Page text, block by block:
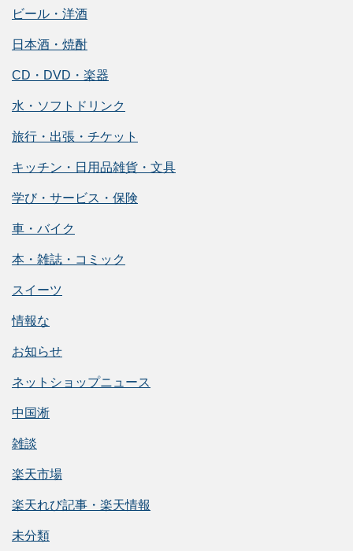
ビール・洋酒
日本酒・焼酎
CD・DVD・楽器
水・ソフトドリンク
旅行・出張・チケット
キッチン・日用品雑貨・文具
学び・サービス・保険
車・バイク
本・雑誌・コミック
スイーツ
情報な
お知らせ
ネットショップニュース
中国淅
雑談
楽天市場
楽天れび記事・楽天情報
未分類